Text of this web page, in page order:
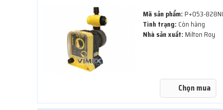
Mã sản phẩm: P+053-828NI
Tình trạng: Còn hàng
Nhà sản xuất: Milton Roy
Chọn mua